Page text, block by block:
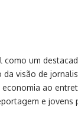
como um
visão de
ao
e jovens